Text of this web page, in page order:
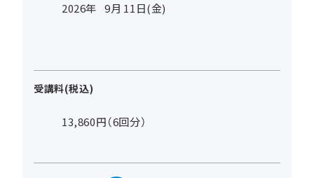
2026年 9月 11日(金)
受講料(税込)
13,860円（6回分）